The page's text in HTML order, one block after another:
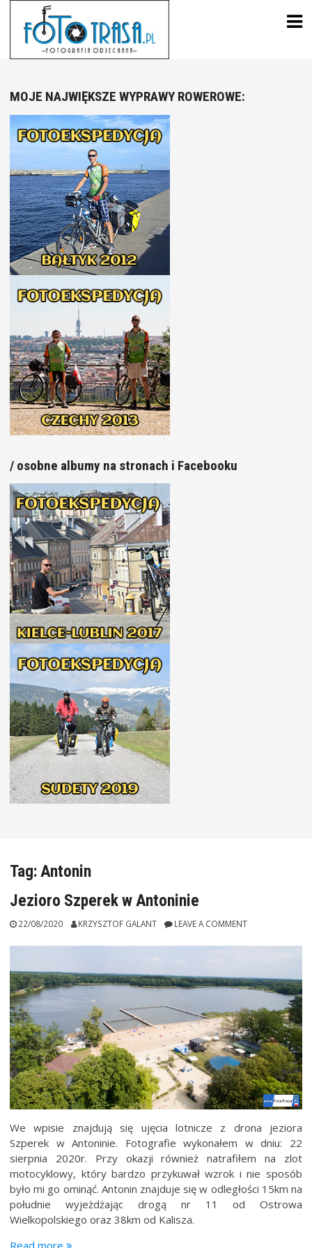
content
MOJE NAJWIĘKSZE WYPRAWY ROWEROWE:
/ osobne albumy na stronach i Facebooku
Tag:Antonin
Jezioro Szperek w Antoninie
22/08/2020 KRZYSZTOF GALANT LEAVE A COMMENT
We wpisie znajdują się ujęcia lotnicze z drona jeziora
Szperek w Antoninie. Fotografie wykonałem w dniu: 22
sierpnia 2020r. Przy okazji również natrafiłem na zlot
motocyklowy, który bardzo przykuwał wzrok i nie sposób
było mi go ominąć. Antonin znajduje się w odległości 15km na
południe wyjeżdżając drogą nr 11 od Ostrowa
Wielkopolskiego oraz 38km od Kalisza.
“Jezioro